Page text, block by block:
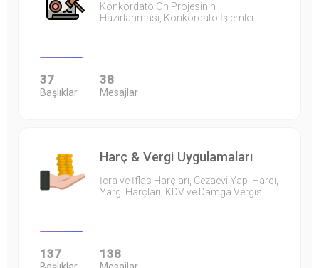
Konkordato Ön Projesinin
Hazırlanması, Konkordato İşlemleri…
37
Başlıklar
38
Mesajlar
Harç & Vergi Uygulamaları
İcra ve İflas Harçları, Cezaevi Yapı Harcı,
Yargı Harçları, KDV ve Damga Vergisi…
137 138